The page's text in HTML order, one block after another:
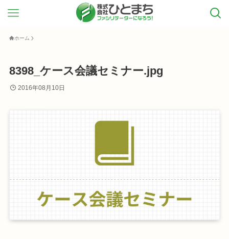
ホーム
8398_ケース会議セミナー.jpg
2016年08月10日